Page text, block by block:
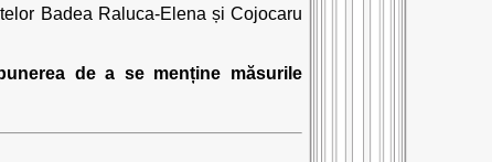
Badea Raluca-Elena și Cojocaru
de a se menține măsurile